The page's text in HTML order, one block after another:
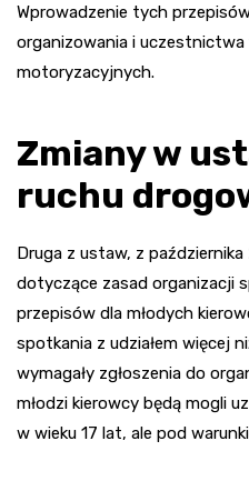
Wprowadzenie tych
organizowania i
motoryzacyjnych.
Zmiany w
ruchu
Druga z ustaw, z
dotyczące zasad organizacji
przepisów dla młodych
spotkania z udziałem więcej
wymagały zgłoszenia do
młodzi kierowcy będą mogli
w wieku 17 lat, ale pod